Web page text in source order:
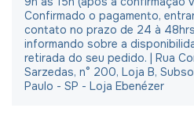
Confirmado o pagamento,
contato no prazo de 24 à
informando sobre a
retirada do seu pedido. | Rua
Sarzedas, n° 200, Loja B,
Paulo - SP - Loja Ebenézer